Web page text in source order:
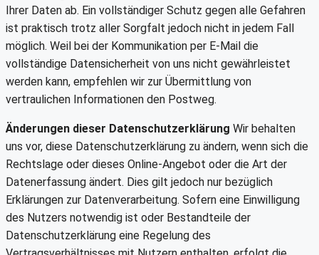
Ihrer Daten ab. Ein vollständiger Schutz gegen alle Gefahren
ist praktisch trotz aller Sorgfalt jedoch nicht in jedem Fall
möglich. Weil bei der Kommunikation per E-Mail die
vollständige Datensicherheit von uns nicht gewährleistet
werden kann, empfehlen wir zur Übermittlung von
vertraulichen Informationen den Postweg.
Änderungen dieser Datenschutzerklärung Wir behalten
uns vor, diese Datenschutzerklärung zu ändern, wenn sich die
Rechtslage oder dieses Online-Angebot oder die Art der
Datenerfassung ändert. Dies gilt jedoch nur bezüglich
Erklärungen zur Datenverarbeitung. Sofern eine Einwilligung
des Nutzers notwendig ist oder Bestandteile der
Datenschutzerklärung eine Regelung des